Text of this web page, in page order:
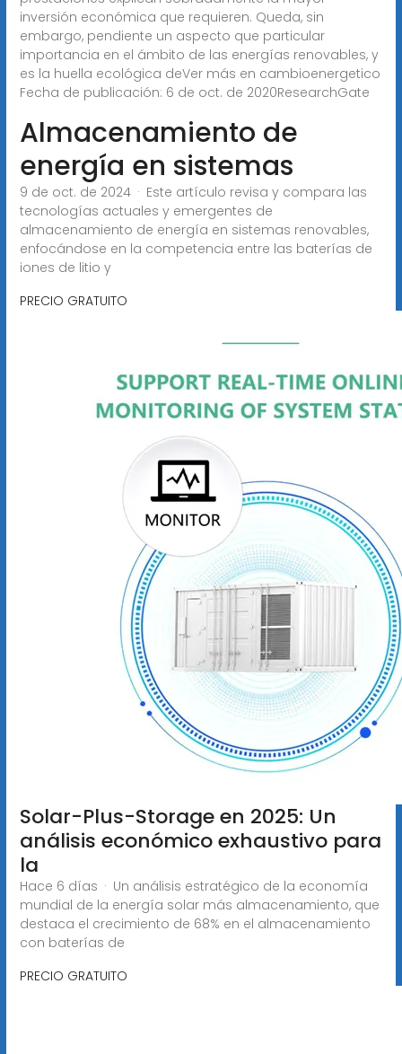
inversión económica que requieren. Queda, sin
embargo, pendiente un aspecto que particular
importancia en el ámbito de las energías renovables, y
es la huella ecológica deVer más en cambioenergetico
Fecha de publicación: 6 de oct. de 2020ResearchGate
Almacenamiento de
energía en sistemas
9 de oct. de 2024 · Este artículo revisa y compara las
tecnologías actuales y emergentes de
almacenamiento de energía en sistemas renovables,
enfocándose en la competencia entre las baterías de
iones de litio y
PRECIO GRATUITO
Solar-Plus-Storage en 2025: Un
análisis económico exhaustivo para
la
Hace 6 días · Un análisis estratégico de la economía
mundial de la energía solar más almacenamiento, que
destaca el crecimiento de 68% en el almacenamiento
con baterías de
PRECIO GRATUITO